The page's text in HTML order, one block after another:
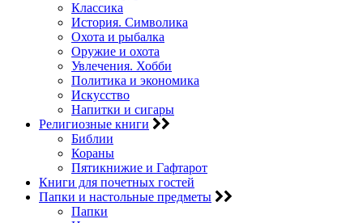
Классика
История. Символика
Охота и рыбалка
Оружие и охота
Увлечения. Хобби
Политика и экономика
Искусство
Напитки и сигары
Религиозные книги
Библии
Кораны
Пятикнижие и Гафтарот
Книги для почетных гостей
Папки и настольные предметы
Папки